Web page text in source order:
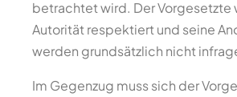
betrachtet wird. Der Vorgesetzte
Autorität respektiert und seine
werden grundsätzlich nicht
Im Gegenzug muss sich der